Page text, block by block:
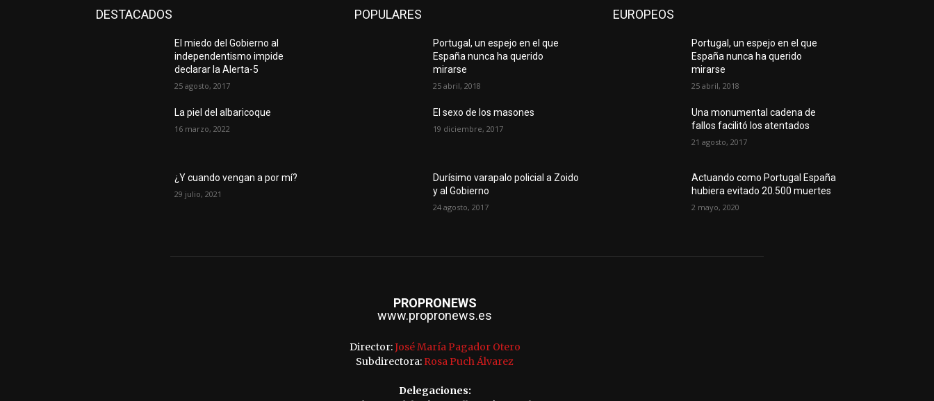
DESTACADOS
El miedo del Gobierno al
independentismo impide
declarar la Alerta-5
25 agosto, 2017
La piel del albaricoque
16 marzo, 2022
¿Y cuando vengan a por mí?
29 julio, 2021
POPULARES
Portugal, un espejo en el que
España nunca ha querido
mirarse
25 abril, 2018
El sexo de los masones
19 diciembre, 2017
Durísimo varapalo policial a Zoido
y al Gobierno
24 agosto, 2017
EUROPEOS
Portugal, un espejo en el que
España nunca ha querido
mirarse
25 abril, 2018
Una monumental cadena de
fallos facilitó los atentados
21 agosto, 2017
Actuando como Portugal España
hubiera evitado 20.500 muertes
2 mayo, 2020
PROPRONEWS
www.propronews.es
Director:José María Pagador Otero
Subdirectora: Rosa Puch Álvarez
Delegaciones: